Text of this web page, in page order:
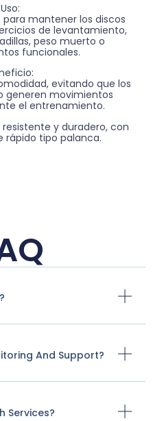
Uso:
mantener los discos
de levantamiento,
peso muerto o
funcionales.
evitando que los
generen movimientos
el entrenamiento.
y duradero, con
rápido tipo palanca.
And Support?
Services?